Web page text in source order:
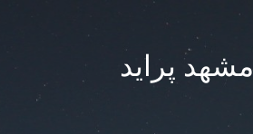
مشهد پراید